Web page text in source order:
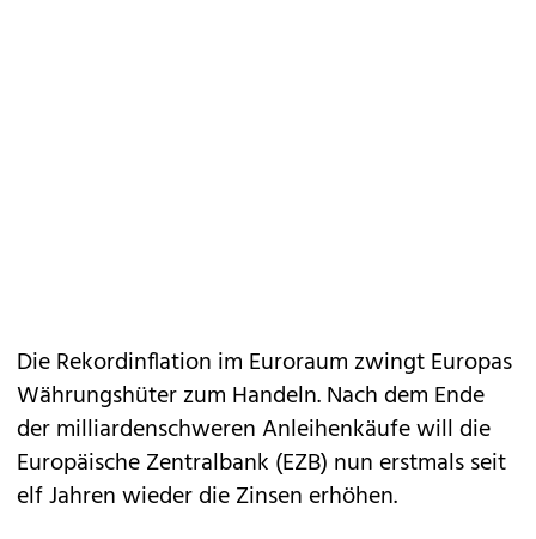
Die Rekordinflation im Euroraum zwingt Europas
Währungshüter zum Handeln. Nach dem Ende
der milliardenschweren Anleihenkäufe will die
Europäische Zentralbank (EZB) nun erstmals seit
elf Jahren wieder die Zinsen erhöhen.